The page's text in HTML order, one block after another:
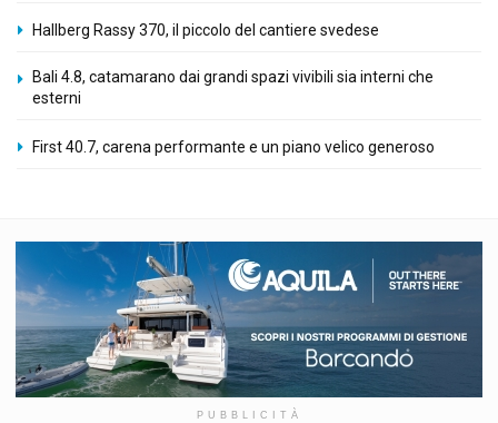
Hallberg Rassy 370, il piccolo del cantiere svedese
Bali 4.8, catamarano dai grandi spazi vivibili sia interni che
esterni
First 40.7, carena performante e un piano velico generoso
PUBBLICITÀ